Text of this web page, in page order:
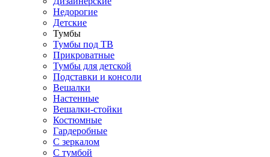
Недорогие
Детские
Тумбы
Тумбы под ТВ
Прикроватные
Тумбы для детской
Подставки и консоли
Вешалки
Настенные
Вешалки-стойки
Костюмные
Гардеробные
С зеркалом
С тумбой